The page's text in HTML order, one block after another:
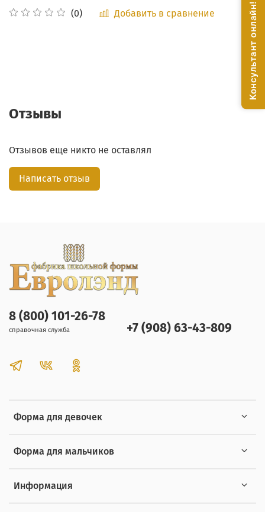
(0) Добавить в сравнение
Отзывы
Отзывов еще никто не оставлял
Написать отзыв
Форма для девочек
Форма для мальчиков
Информация
8 (800) 101-26-78
справочная служба +7 (908) 63-43-809
Консультант онлайн!